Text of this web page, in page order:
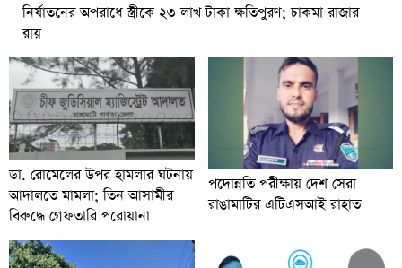
নির্যাতনের অপরাধে স্ত্রীকে ২৩ লাখ টাকা ক্ষতিপুরণ; চাকমা রাজার
রায়
ডা. রোমেলের উপর হামলার ঘটনায়
আদালতে মামলা; তিন আসামীর
বিরুদ্ধে গ্রেফতারি পরোয়ানা
পদোন্নতি পরীক্ষায় দেশ সেরা
রাঙামাটির এটিএসআই রাহাত